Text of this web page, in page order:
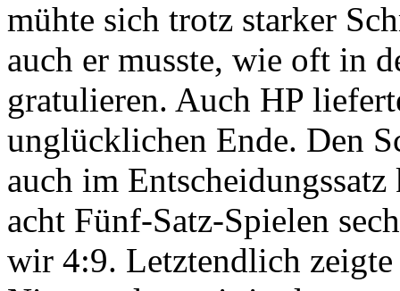
mühte sich trotz starker
auch er musste, wie oft in
gratulieren. Auch HP
unglücklichen Ende. Den
auch im
acht Fünf-Satz-Spielen
wir 4:9. Letztendlich zeigte